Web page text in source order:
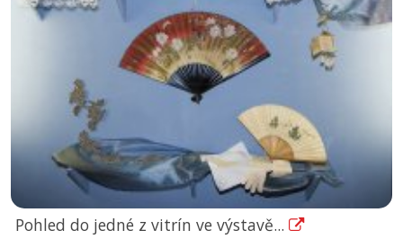
Pohled do jedné z vitrín ve výstavě...